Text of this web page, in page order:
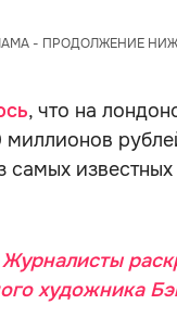
- ПРОДОЛЖЕНИЕ
, что на
миллионов
самых известных
Журналисты
художника